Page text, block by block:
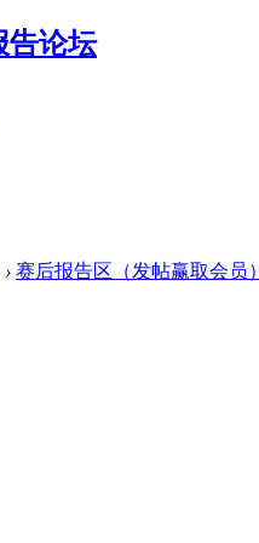
› 赛后报告区（发帖赢取会员）